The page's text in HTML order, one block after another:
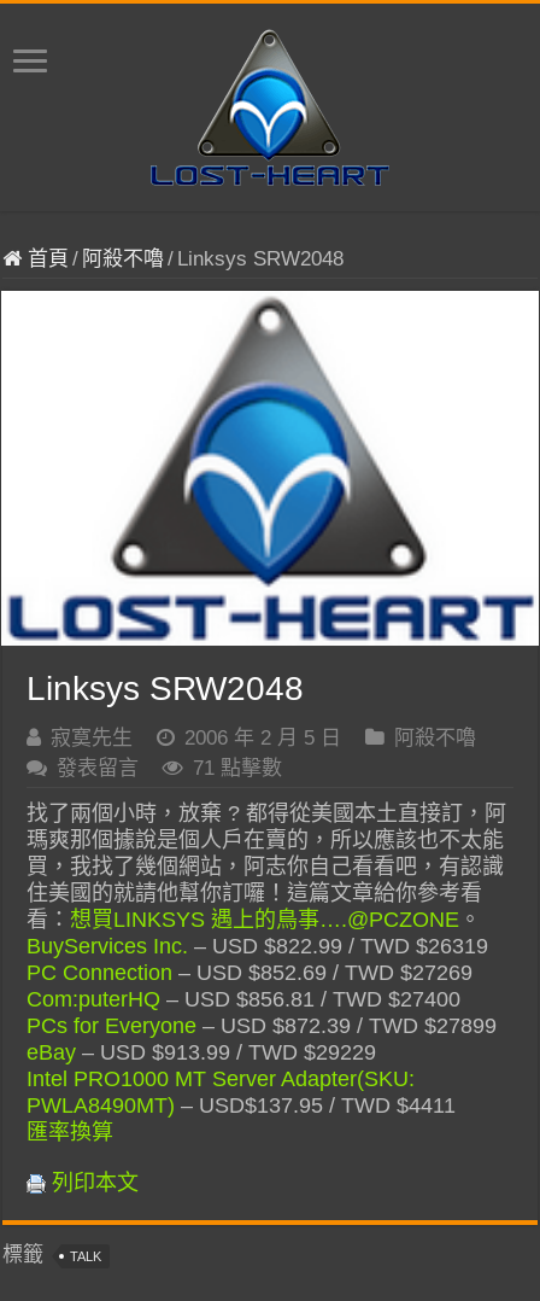
首頁 / 阿殺不嚕/ Linksys SRW2048
Linksys SRW2048
寂寞先生 2006 年 2 月 5 日
阿殺不嚕
發表留言
71 點擊數
找了兩個小時，放棄 ? 都得從美國本土直接訂，阿
瑪爽那個據說是個人戶在賣的，所以應該也不太能
買，我找了幾個網站，阿志你自己看看吧，有認識
住美國的就請他幫你訂囉！這篇文章給你參考看
看：想買LINKSYS 遇上的鳥事….@PCZONE 。
BuyServices Inc. – USD $822.99 / TWD $26319
PC Connection – USD $852.69 / TWD $27269
Com:puterHQ – USD $856.81 / TWD $27400
PCs for Everyone – USD $872.39 / TWD $27899
eBay – USD $913.99 / TWD $29229
Intel PRO1000 MT Server Adapter(SKU:
PWLA8490MT) – USD$137.95 / TWD $4411
匯率換算
列印本文
標籤 TALK